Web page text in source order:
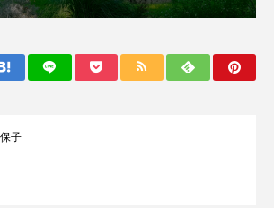
ガジェット キーワード
ー クレンジング
ューティ
子